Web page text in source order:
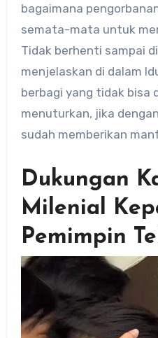
bagaimana
semata-mata untuk
Tidak berhenti sampai
menjelaskan di dalam
berbagi yang tidak bisa
menuturkan, jika
sudah memberikan
Dukungan
Milenial
Pemimpin